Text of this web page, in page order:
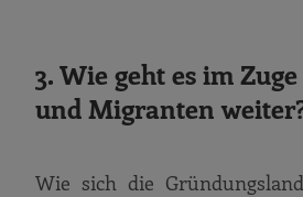
3. Wie geht es im
und Migranten
Wie sich die